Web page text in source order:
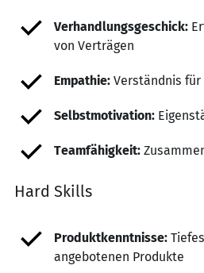
Verhandlungsgeschick:
von Verträgen
Empathie: Verständnis
Selbstmotivation:
Teamfähigkeit:
Hard Skills
Produktkenntnisse:
angebotenen Produkte